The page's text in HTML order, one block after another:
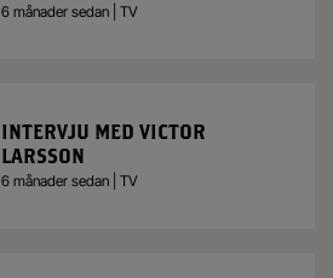
6 månader sedan | TV
INTERVJU MED VICTOR
LARSSON
6 månader sedan | TV